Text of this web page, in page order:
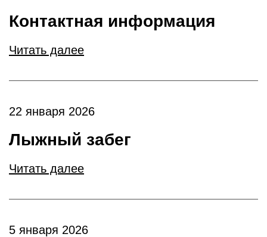
Контактная информация
Читать далее
22 января 2026
Лыжный забег
Читать далее
5 января 2026